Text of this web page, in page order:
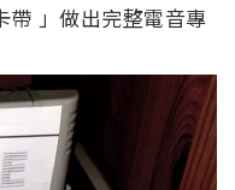
帶 」做出完整電音專